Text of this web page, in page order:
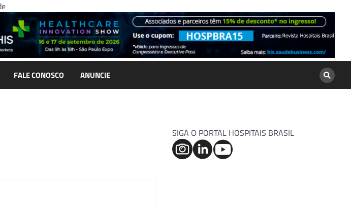
FALE CONOSCO ANUNCIE
SIGA O PORTAL HOSPITAIS BRASIL